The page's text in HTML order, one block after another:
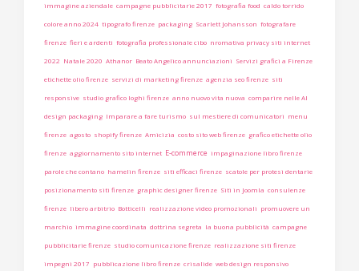
immagine aziendale campagne pubblicitarie 2017 fotografia food caldo torrido
colore anno 2024 tipografo firenze packaging Scarlett Johansson fotografare
firenze fieri e ardenti fotografia professionale cibo nromativa privacy siti internet
2022 Natale 2020 Athanor Beato Angelico annunciazioni Servizi grafici a Firenze
etichette olio firenze servizi di marketing firenze agenzia seo firenze siti
responsive studio grafico loghi firenze anno nuovo vita nuova comparire nelle AI
design packaging Imparare a fare turismo sul mestiere di comunicatori menu
firenze agosto shopify firenze Amicizia costo sito web firenze grafico etichette olio
firenze aggiornamento sito internet E-commerce impaginazione libro firenze
parole che contano hamelin firenze siti efficaci firenze scatole per protesi dentarie
posizionamento siti firenze graphic designer firenze Siti in Joomla consulenze
firenze libero arbitrio Botticelli realizzazione video promozionali promuovere un
marchio immagine coordinata dottrina segreta la buona pubblicità campagne
pubblicitarie firenze studio comunicazione firenze realizzazione siti firenze
impegni 2017 pubblicazione libro firenze crisalide web design responsivo